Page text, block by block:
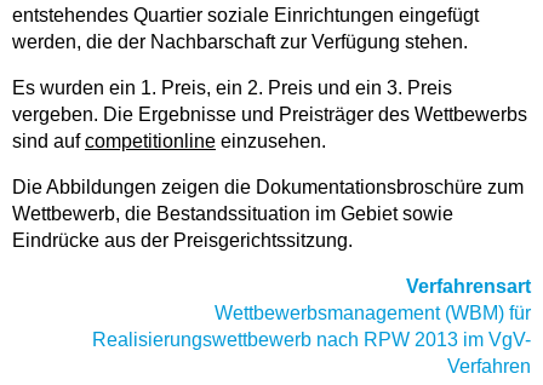
entstehendes Quartier soziale Einrichtungen eingefügt
werden, die der Nachbarschaft zur Verfügung stehen.
Es wurden ein 1. Preis, ein 2. Preis und ein 3. Preis
vergeben. Die Ergebnisse und Preisträger des Wettbewerbs
sind aufcompetitionline einzusehen.
Die Abbildungen zeigen die Dokumentationsbroschüre zum
Wettbewerb, die Bestandssituation im Gebiet sowie
Eindrücke aus der Preisgerichtssitzung.
Verfahrensart
Wettbewerbsmanagement (WBM) für
Realisierungswettbewerb nach RPW 2013 im VgV-
Verfahren